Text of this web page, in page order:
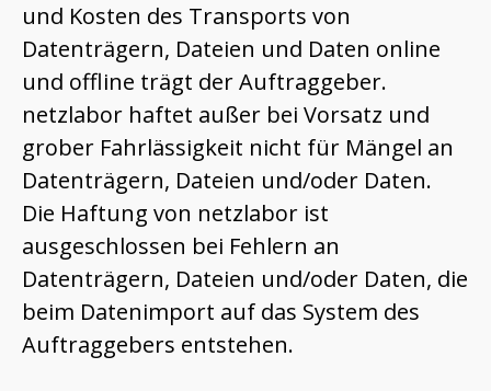
und Kosten des Transports von
Datenträgern, Dateien und Daten online
und offline trägt der Auftraggeber.
netzlabor haftet außer bei Vorsatz und
grober Fahrlässigkeit nicht für Mängel an
Datenträgern, Dateien und/oder Daten.
Die Haftung von netzlabor ist
ausgeschlossen bei Fehlern an
Datenträgern, Dateien und/oder Daten, die
beim Datenimport auf das System des
Auftraggebers entstehen.